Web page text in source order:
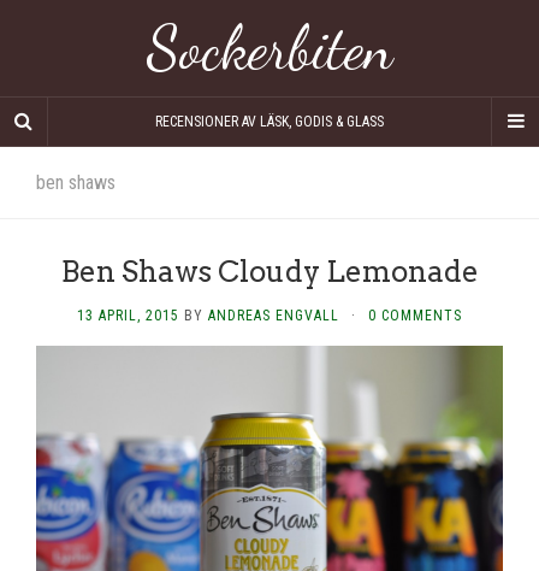
Sockerbiten
RECENSIONER AV LÄSK, GODIS & GLASS
ben shaws
Ben Shaws Cloudy Lemonade
13 APRIL, 2015 BY ANDREAS ENGVALL · 0 COMMENTS